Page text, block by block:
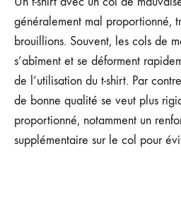
généralement mal proportionné,
brouillions. Souvent, les cols de
s’abîment et se déforment
de l’utilisation du t-shirt. Par
de bonne qualité se veut plus
proportionné, notamment un
supplémentaire sur le col pour